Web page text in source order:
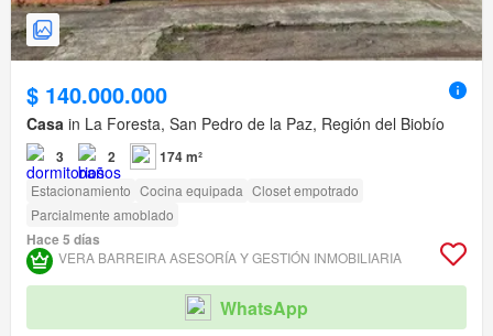
$ 140.000.000
Casa in La Foresta, San Pedro de la Paz, Región del Biobío
3 2 174 m²
Estacionamiento Cocina equipada Closet empotrado
Parcialmente amoblado
Hace 5 días
VERA BARREIRA ASESORÍA Y GESTIÓN INMOBILIARIA
WhatsApp